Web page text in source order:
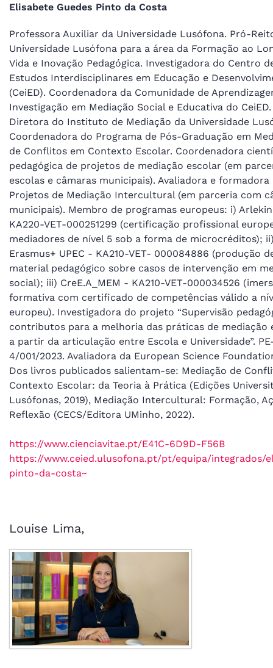
Elisabete Guedes Pinto da Costa
Professora Auxiliar da Universidade Lusófona. Pró-
Universidade Lusófona para a área da Formação ao
Vida e Inovação Pedagógica. Investigadora do Centro
Estudos Interdisciplinares em Educação e
(CeiED). Coordenadora da Comunidade de
Investigação em Mediação Social e Educativa do CeiED.
Diretora do Instituto de Mediação da Universidade
Coordenadora do Programa de Pós-Graduação em
de Conflitos em Contexto Escolar. Coordenadora
pedagógica de projetos de mediação escolar (em
escolas e câmaras municipais). Avaliadora e formadora
Projetos de Mediação Intercultural (em parceria com
municipais). Membro de programas europeus: i)
KA220-VET-000251299 (certificação profissional
mediadores de nível 5 sob a forma de microcréditos);
Erasmus+ UPEC - KA210-VET- 000084886 (produção
material pedagógico sobre casos de intervenção em
social); iii) CreE.A_MEM - KA210-VET-000034526
formativa com certificado de competências válido a
europeu). Investigadora do projeto “Supervisão
contributos para a melhoria das práticas de mediação
a partir da articulação entre Escola e Universidade”.
4/001/2023. Avaliadora da European Science
Dos livros publicados salientam-se: Mediação de
Contexto Escolar: da Teoria à Prática (Edições
Lusófonas, 2019), Mediação Intercultural: Formação,
Reflexão (CECS/Editora UMinho, 2022).
https://www.cienciavitae.pt/E41C-6D9D-F56B
https://www.ceied.ulusofona.pt/pt/equipa/integrados/
pinto-da-costa~
Louise Lima,